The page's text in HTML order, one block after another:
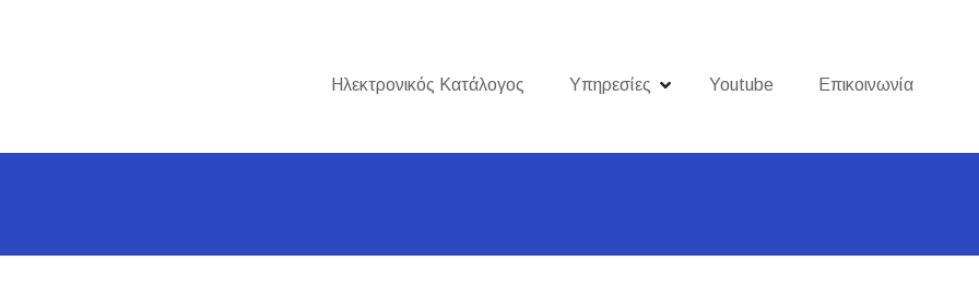
Ηλεκτρονικός Κατάλογος Υπηρεσίες Youtube Επικοινωνία